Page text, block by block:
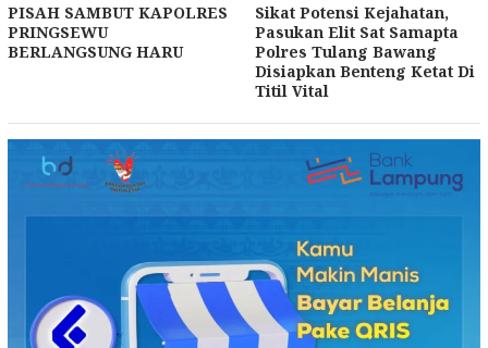
PISAH SAMBUT KAPOLRES
PRINGSEWU
BERLANGSUNG HARU
Sikat Potensi Kejahatan,
Pasukan Elit Sat Samapta
Polres Tulang Bawang
Disiapkan Benteng Ketat Di
Titil Vital